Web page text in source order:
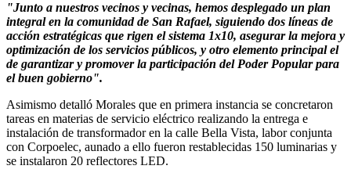
"Junto a nuestros vecinos y vecinas, hemos desplegado un plan
integral en la comunidad de San Rafael, siguiendo dos líneas de
acción estratégicas que rigen el sistema 1x10, asegurar la mejora y
optimización de los servicios públicos, y otro elemento principal el
de garantizar y promover la participación del Poder Popular para
el buen gobierno".
Asimismo detalló Morales que en primera instancia se concretaron
tareas en materias de servicio eléctrico realizando la entrega e
instalación de transformador en la calle Bella Vista, labor conjunta
con Corpoelec, aunado a ello fueron restablecidas 150 luminarias y
se instalaron 20 reflectores LED.